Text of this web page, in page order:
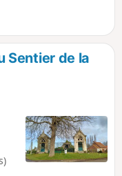
Sentier de la